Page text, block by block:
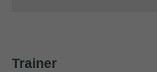
Trainer